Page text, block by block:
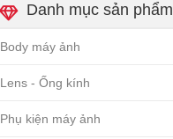
Danh mục sản phẩm
Body máy ảnh
Lens - Ống kính
Phụ kiện máy ảnh